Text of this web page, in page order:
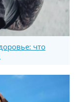
что